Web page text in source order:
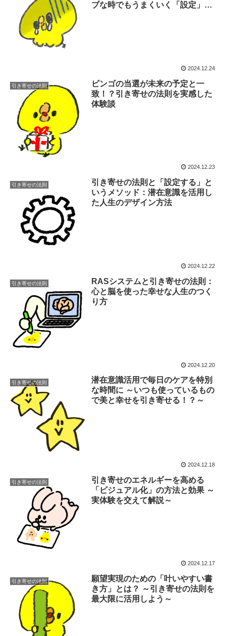
ブな時でもうまくいく「設定」の
2024.12.24
引き寄せの法則
ビンゴの当選が未来の予定と一
致！？引き寄せの法則を実感した
体験談
2024.12.23
引き寄せの法則
引き寄せの法則と「設定する」と
いうメソッド：潜在意識を活用し
た人生のデザイン方法
2024.12.22
引き寄せの法則
RASシステムと引き寄せの法則：
心と脳を使った幸せな人生のつく
り方
2024.12.20
引き寄せの法則
潜在意識活用で毎日のケアを特別
な時間に ～いつも使っているもの
で美と幸せを引き寄せる！？～
2024.12.18
引き寄せの法則
引き寄せのエネルギーを高める
「ビジュアル化」の方法と効果 ～
実体験を交えて解説～
2024.12.17
引き寄せの法則
願望実現のための「叶いやすい書
き方」とは？ ～引き寄せの法則を
最大限に活用しよう～